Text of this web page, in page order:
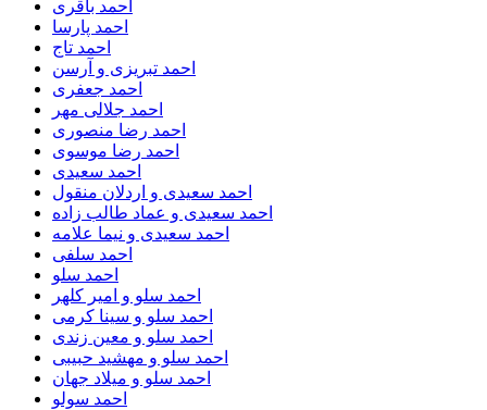
احمد باقری
احمد پارسا
احمد تاج
احمد تبریزی و آرسن
احمد جعفری
احمد جلالی مهر
احمد رضا منصوری
احمد رضا موسوی
احمد سعیدی
احمد سعیدی و اردلان منقول
احمد سعیدی و عماد طالب زاده
احمد سعیدی و نیما علامه
احمد سلفی
احمد سلو
احمد سلو و امیر کلهر
احمد سلو و سینا کرمی
احمد سلو و معین زندی
احمد سلو و مهشید حبیبی
احمد سلو و میلاد جهان
احمد سولو